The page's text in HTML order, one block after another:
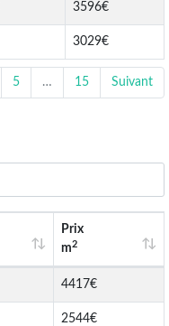
3596€
3029€
5 … 15 Suivant
Prix
m2
4417€
2544€